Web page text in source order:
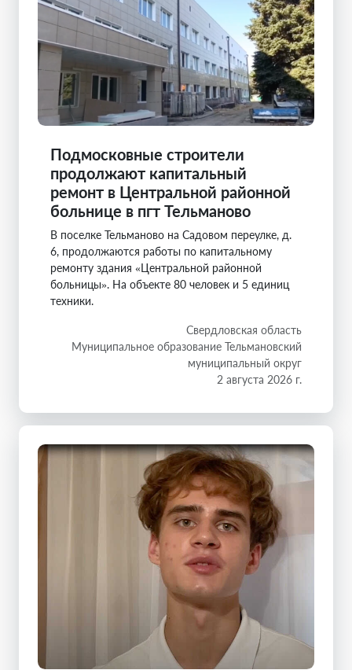
Подмосковные строители
продолжают капитальный
ремонт в Центральной районной
больнице в пгт Тельманово
В поселке Тельманово на Садовом переулке, д.
6, продолжаются работы по капитальному
ремонту здания «Центральной районной
больницы». На объекте 80 человек и 5 единиц
техники.
Свердловская область
Муниципальное образование Тельмановский
муниципальный округ
2 августа 2026 г.